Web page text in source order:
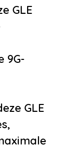
GLE
9G-
GLE